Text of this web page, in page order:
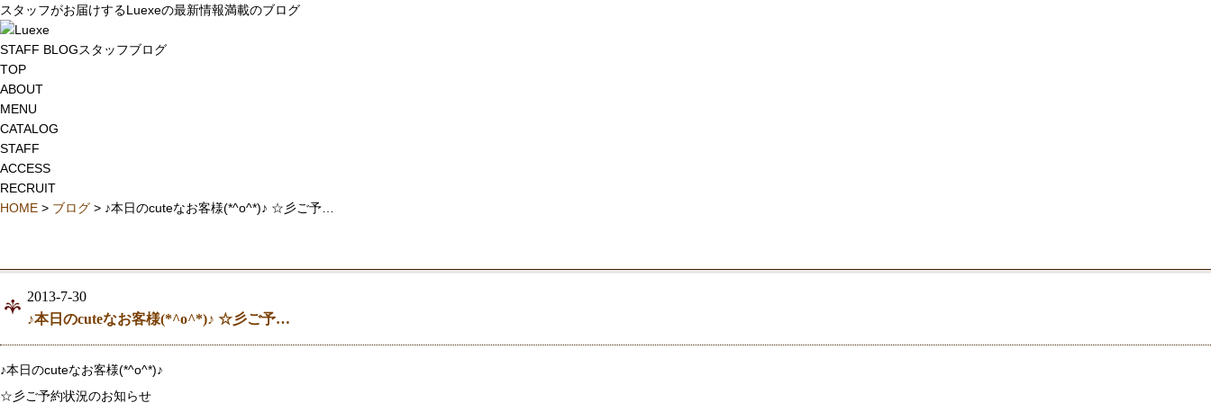
スタッフがお届けするLuexeの最新情報満載のブログ
STAFF BLOGスタッフブログ
TOP
ABOUT
MENU
CATALOG
STAFF
ACCESS
RECRUIT
HOME > ブログ > ♪本日のcuteなお客様(*^o^*)♪ ☆彡ご予…
2013-7-30
♪本日のcuteなお客様(*^o^*)♪ ☆彡ご予…
♪本日のcuteなお客様(*^o^*)♪
☆彡ご予約状況のお知らせ